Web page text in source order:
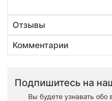
Отзывы
Комментарии
Подпишитесь на
Вы будете узнавать обо